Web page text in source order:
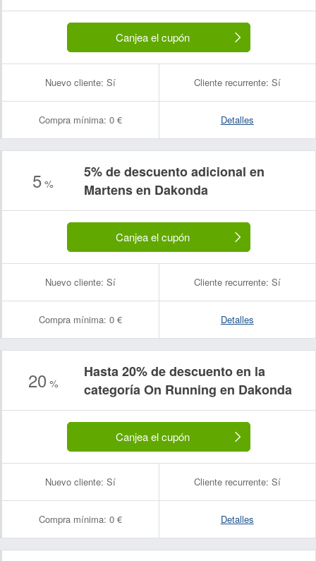
Canjea el cupón
Nuevo cliente: Sí Cliente recurrente: Sí
Compra mínima: 0 € Detalles
5%
5% de descuento adicional en
Martens en Dakonda
Canjea el cupón
Nuevo cliente: Sí Cliente recurrente: Sí
Compra mínima: 0 € Detalles
20 %
Hasta 20% de descuento en la
categoría On Running en Dakonda
Canjea el cupón
Nuevo cliente: Sí Cliente recurrente: Sí
Compra mínima: 0 € Detalles